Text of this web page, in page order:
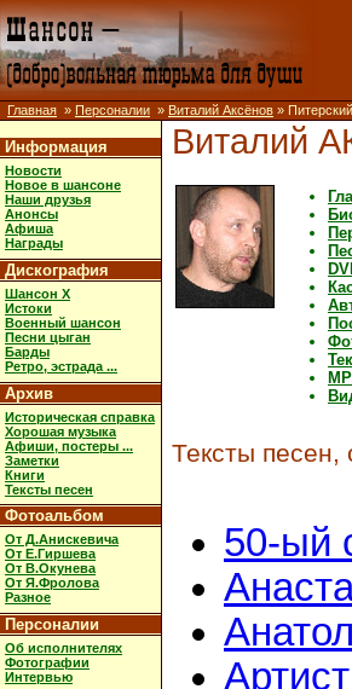
Главная » Персоналии » Виталий Аксёнов »
Информация
Новости
Новое в шансоне
Наши друзья
Анонсы
Афиша
Награды
Дискография
Шансон X
Истоки
Военный шансон
Песни цыган
Барды
Ретро, эстрада ...
Архив
Историческая справка
Хорошая музыка
Афиши, постеры ...
Заметки
Книги
Тексты песен
Фотоальбом
От Д.Анискевича
От Е.Гиршева
От В.Окунева
От Я.Фролова
Разное
Персоналии
Об исполнителях
Фотографии
Интервью
Виталий
Тексты песен,
50-ый
Артист